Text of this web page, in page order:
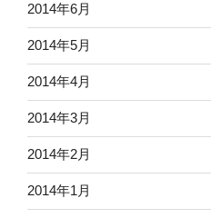
2014年6月
2014年5月
2014年4月
2014年3月
2014年2月
2014年1月